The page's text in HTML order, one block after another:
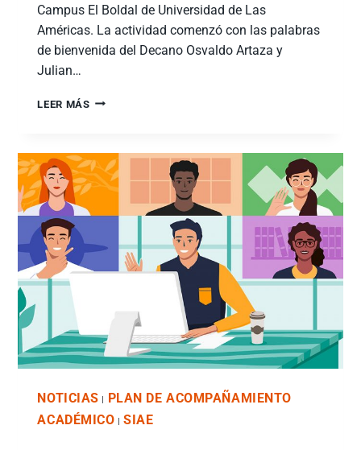
Campus El Boldal de Universidad de Las
Américas. La actividad comenzó con las palabras
de bienvenida del Decano Osvaldo Artaza y
Julian…
LEER MÁS
NOTICIAS
PLAN DE ACOMPAÑAMIENTO
ACADÉMICO |SIAE